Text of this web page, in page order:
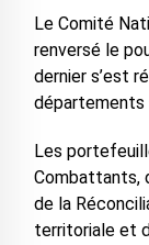
Le Comité
renversé le
dernier s’est
départements
Les
Combattants,
de la
territoriale et